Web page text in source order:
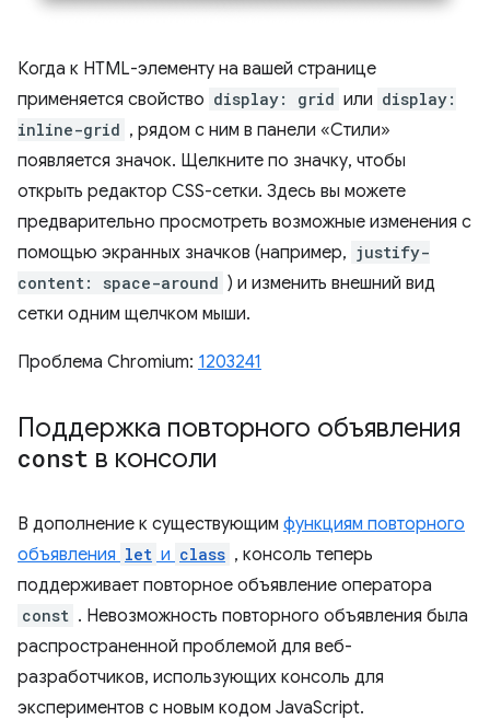
Когда к HTML-элементу на вашей странице
применяется свойство display: grid или display:
inline-grid , рядом с ним в панели «Стили»
появляется значок. Щелкните по значку, чтобы
открыть редактор CSS-сетки. Здесь вы можете
предварительно просмотреть возможные изменения с
помощью экранных значков (например, justify-
content: space-around ) и изменить внешний вид
сетки одним щелчком мыши.
Проблема Chromium: 1203241
Поддержка повторного объявления
const в консоли
В дополнение к существующим функциям повторного
объявления let и class , консоль теперь
поддерживает повторное объявление оператора
const . Невозможность повторного объявления была
распространенной проблемой для веб-
разработчиков, использующих консоль для
экспериментов с новым кодом JavaScript.